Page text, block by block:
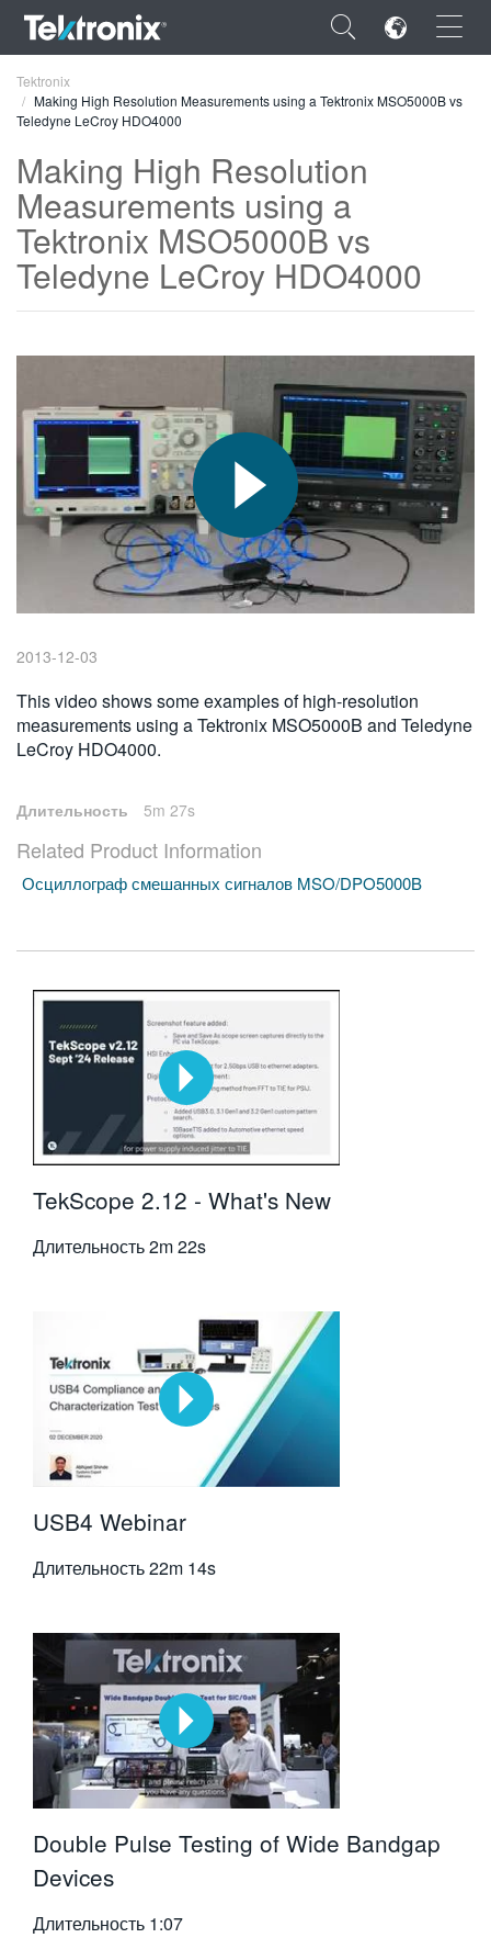
×
ENGLISH
FRANÇAIS
DEUTSCH
日本語
한국어
繁體中文
Tektronix
Making High Resolution Measurements using a Tektronix MSO5000B vs
Teledyne LeCroy HDO4000
Making High Resolution
Measurements using a
Tektronix MSO5000B vs
Teledyne LeCroy HDO4000
2013-12-03
This video shows some examples of high-resolution
measurements using a Tektronix MSO5000B and Teledyne
LeCroy HDO4000.
Длительность 5m 27s
Related Product Information
Осциллограф смешанных сигналов MSO/DPO5000B
TekScope 2.12 - What's New
Длительность2m 22s
USB4 Webinar
Длительность22m 14s
Double Pulse Testing of Wide Bandgap
Devices
Длительность 1:07